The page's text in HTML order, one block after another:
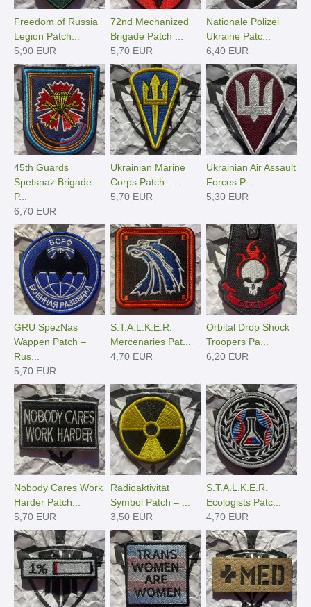
Freedom of Russia
Legion Patch...
5,90 EUR
72nd Mechanized
Brigade Patch ...
5,70 EUR
Nationale Polizei
Ukraine Patc...
6,40 EUR
45th Guards
Spetsnaz Brigade
P...
6,70 EUR
Ukrainian Marine
Corps Patch –...
5,70 EUR
Ukrainian Air Assault
Forces P...
5,30 EUR
GRU SpezNas
Wappen Patch –
Rus...
5,70 EUR
S.T.A.L.K.E.R.
Mercenaries Pat...
4,70 EUR
Orbital Drop Shock
Troopers Pa...
6,20 EUR
Nobody Cares Work
Harder Patch...
5,70 EUR
Radioaktivität
Symbol Patch – ...
3,50 EUR
S.T.A.L.K.E.R.
Ecologists Patc...
4,70 EUR